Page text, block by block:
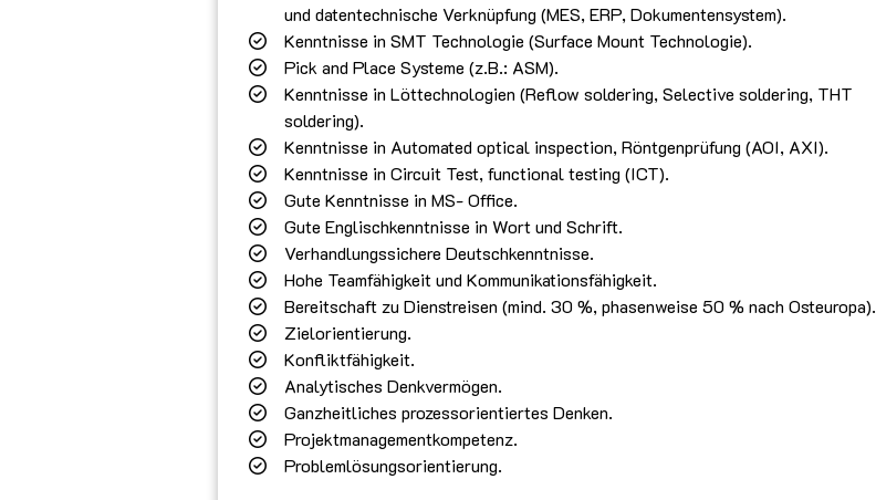
und datentechnische Verknüpfung (MES, ERP, Dokumentensystem).
Kenntnisse in SMT Technologie (Surface Mount Technologie).
Pick and Place Systeme (z.B.: ASM).
Kenntnisse in Löttechnologien (Reflow soldering, Selective soldering, THT
soldering).
Kenntnisse in Automated optical inspection, Röntgenprüfung (AOI, AXI).
Kenntnisse in Circuit Test, functional testing (ICT).
Gute Kenntnisse in MS- Office.
Gute Englischkenntnisse in Wort und Schrift.
Verhandlungssichere Deutschkenntnisse.
Hohe Teamfähigkeit und Kommunikationsfähigkeit.
Bereitschaft zu Dienstreisen (mind. 30 %, phasenweise 50 % nach Osteuropa).
Zielorientierung.
Konfliktfähigkeit.
Analytisches Denkvermögen.
Ganzheitliches prozessorientiertes Denken.
Projektmanagementkompetenz.
Problemlösungsorientierung.